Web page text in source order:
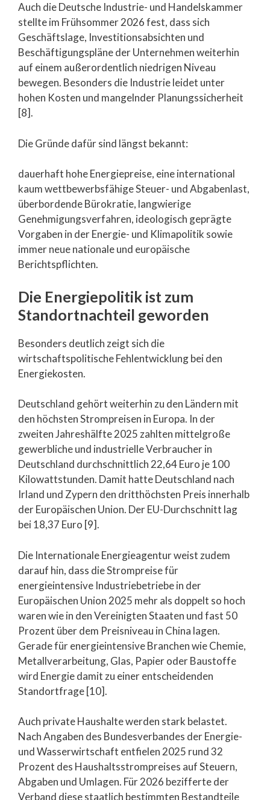
Auch die Deutsche Industrie- und Handelskammer
stellte im Frühsommer 2026 fest, dass sich
Geschäftslage, Investitionsabsichten und
Beschäftigungspläne der Unternehmen weiterhin
auf einem außerordentlich niedrigen Niveau
bewegen. Besonders die Industrie leidet unter
hohen Kosten und mangelnder Planungssicherheit
[8].
Die Gründe dafür sind längst bekannt:
dauerhaft hohe Energiepreise, eine international
kaum wettbewerbsfähige Steuer- und Abgabenlast,
überbordende Bürokratie, langwierige
Genehmigungsverfahren, ideologisch geprägte
Vorgaben in der Energie- und Klimapolitik sowie
immer neue nationale und europäische
Berichtspflichten.
Die Energiepolitik ist zum
Standortnachteil geworden
Besonders deutlich zeigt sich die
wirtschaftspolitische Fehlentwicklung bei den
Energiekosten.
Deutschland gehört weiterhin zu den Ländern mit
den höchsten Strompreisen in Europa. In der
zweiten Jahreshälfte 2025 zahlten mittelgroße
gewerbliche und industrielle Verbraucher in
Deutschland durchschnittlich 22,64 Euro je 100
Kilowattstunden. Damit hatte Deutschland nach
Irland und Zypern den dritthöchsten Preis innerhalb
der Europäischen Union. Der EU-Durchschnitt lag
bei 18,37 Euro [9].
Die Internationale Energieagentur weist zudem
darauf hin, dass die Strompreise für
energieintensive Industriebetriebe in der
Europäischen Union 2025 mehr als doppelt so hoch
waren wie in den Vereinigten Staaten und fast 50
Prozent über dem Preisniveau in China lagen.
Gerade für energieintensive Branchen wie Chemie,
Metallverarbeitung, Glas, Papier oder Baustoffe
wird Energie damit zu einer entscheidenden
Standortfrage [10].
Auch private Haushalte werden stark belastet.
Nach Angaben des Bundesverbandes der Energie-
und Wasserwirtschaft entfielen 2025 rund 32
Prozent des Haushaltsstrompreises auf Steuern,
Abgaben und Umlagen. Für 2026 bezifferte der
Verband diese staatlich bestimmten Bestandteile